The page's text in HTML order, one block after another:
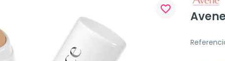
favorite_border